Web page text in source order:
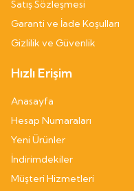
Satış Sözleşmesi
Garanti ve İade Koşulları
Gizlilik ve Güvenlik
Hızlı Erişim
Anasayfa
Hesap Numaraları
Yeni Ürünler
İndirimdekiler
Müşteri Hizmetleri